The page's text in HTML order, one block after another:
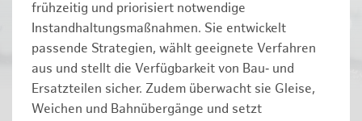
frühzeitig und priorisiert notwendige
Instandhaltungsmaßnahmen. Sie entwickelt
passende Strategien, wählt geeignete Verfahren
aus und stellt die Verfügbarkeit von Bau‑ und
Ersatzteilen sicher. Zudem überwacht sie Gleise,
Weichen und Bahnübergänge und setzt